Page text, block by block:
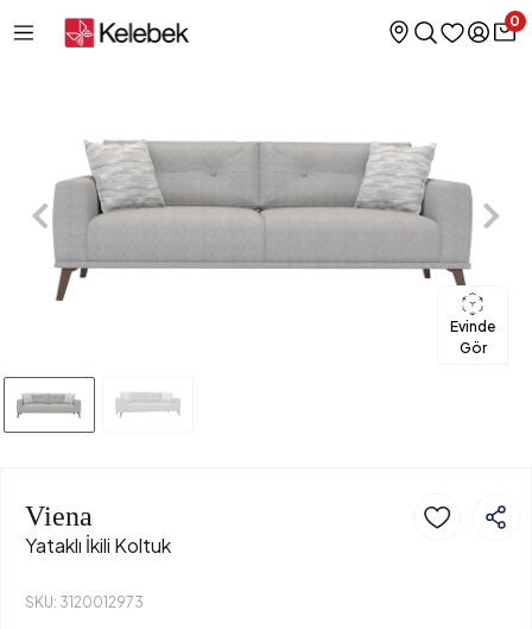
0
Evinde
Gör
Viena
Yataklı İkili Koltuk
SKU: 3120012973